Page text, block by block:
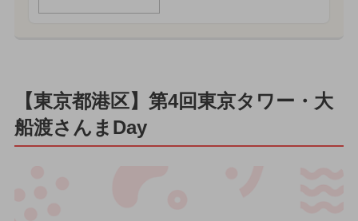
【東京都港区】第4回東京タワー・大
船渡さんまDay